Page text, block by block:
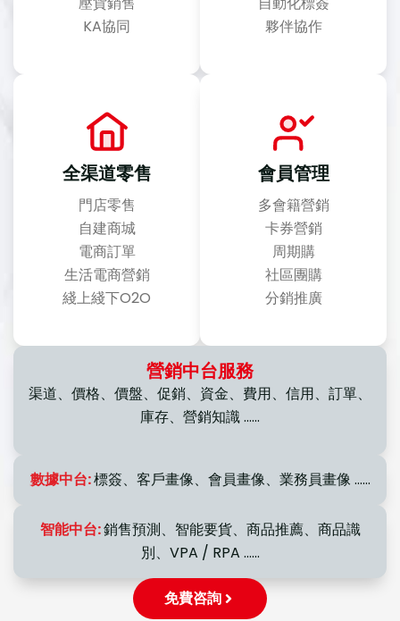
KA協同
夥伴協作
全渠道零售
門店零售
自建商城
電商訂單
生活電商營銷
綫上綫下O2O
會員管理
多會籍營銷
卡券營銷
周期購
社區團購
分銷推廣
營銷中台服務
渠道、價格、價盤、促銷、資金、費用、信用、訂單、
庫存、營銷知識 ……
數據中台:標簽、客戶畫像、會員畫像、業務員畫像 ……
智能中台:銷售預測、智能要貨、商品推薦、商品識
別、VPA / RPA ……
免費咨詢